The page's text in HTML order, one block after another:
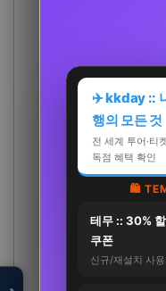
✈️ kkday ::
행의 모든 것
전 세계 투어·티
독점 혜택 확인
🛍️
테무 :: 30%
쿠폰
신규/재설치 사